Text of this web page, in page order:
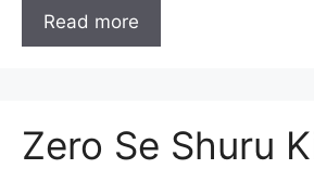
Read more
Zero Se Shuru